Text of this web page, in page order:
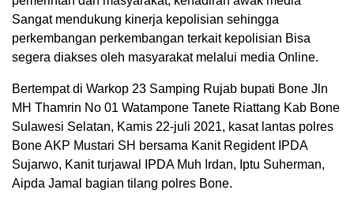
Sangat mendukung kinerja kepolisian sehingga
perkembangan perkembangan terkait kepolisian Bisa
segera diakses oleh masyarakat melalui media Online.
Bertempat di Warkop 23 Samping Rujab bupati Bone Jln
MH Thamrin No 01 Watampone Tanete Riattang Kab Bone
Sulawesi Selatan, Kamis 22-juli 2021, kasat lantas polres
Bone AKP Mustari SH bersama Kanit Regident IPDA
Sujarwo, Kanit turjawal IPDA Muh Irdan, Iptu Suherman,
Aipda Jamal bagian tilang polres Bone.